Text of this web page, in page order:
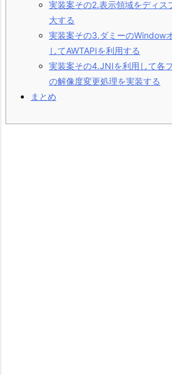
実装案その2.表示領域をディス
大する
実装案その3.ダミーのWindow
してAWTAPIを利用する
実装案その4.JNIを利用して各
の解像度変更処理を実装する
まとめ